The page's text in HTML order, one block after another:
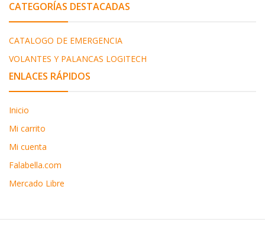
CATEGORÍAS DESTACADAS
CATALOGO DE EMERGENCIA
VOLANTES Y PALANCAS LOGITECH
ENLACES RÁPIDOS
Inicio
Mi carrito
Mi cuenta
Falabella.com
Mercado Libre